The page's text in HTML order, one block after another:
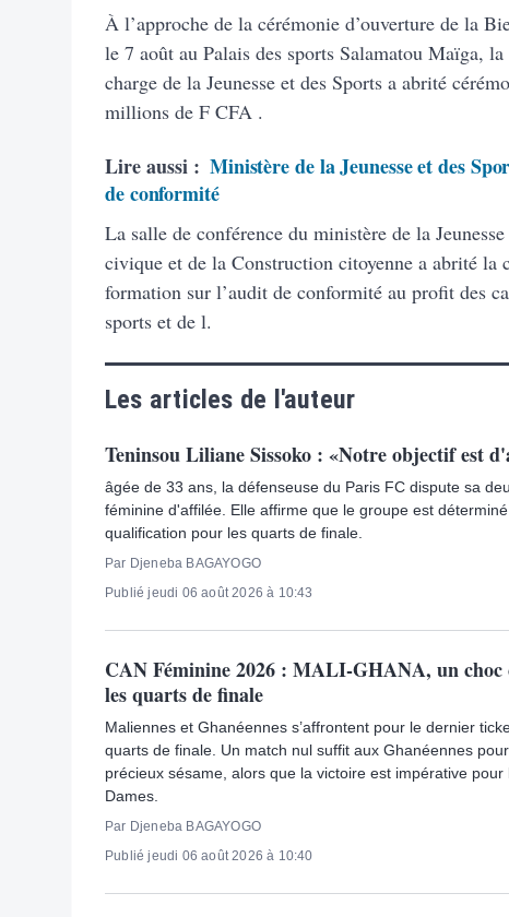
À l’approche de la cérémonie d’ouverture de la
le 7 août au Palais des sports Salamatou Maïga,
charge de la Jeunesse et des Sports a abrité
millions de F CFA .
Lire aussi : Ministère de la Jeunesse et des
de conformité
La salle de conférence du ministère de la
civique et de la Construction citoyenne a abrité la
formation sur l’audit de conformité au profit des
sports et de l.
Les articles de l'auteur
Teninsou Liliane Sissoko : «Notre objectif est
âgée de 33 ans, la défenseuse du Paris FC dispute sa
féminine d'affilée. Elle affirme que le groupe est
qualification pour les quarts de finale.
Par Djeneba BAGAYOGO
Publié jeudi 06 août 2026 à 10:43
CAN Féminine 2026 : MALI-GHANA, un
les quarts de finale
Maliennes et Ghanéennes s’affrontent pour le dernier
quarts de finale. Un match nul suffit aux Ghanéennes
précieux sésame, alors que la victoire est impérative pour
Dames.
Par Djeneba BAGAYOGO
Publié jeudi 06 août 2026 à 10:40